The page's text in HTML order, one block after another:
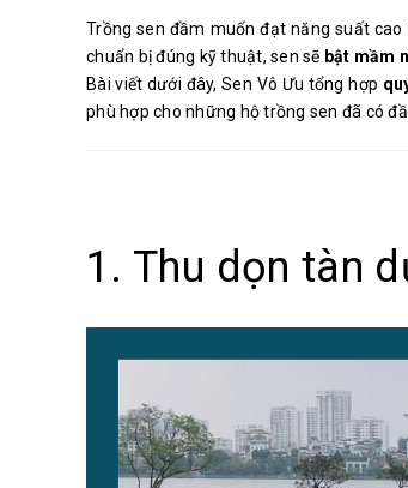
Trồng sen đầm muốn đạt năng suất cao
chuẩn bị đúng kỹ thuật, sen sẽ bật mầm
Bài viết dưới đây, Sen Vô Ưu tổng hợp
phù hợp cho những hộ trồng sen đã có
1. Thu dọn tàn